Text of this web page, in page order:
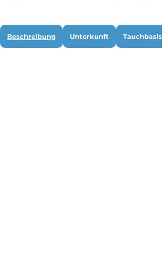
Beschreibung Unterkunft Tauchbasis